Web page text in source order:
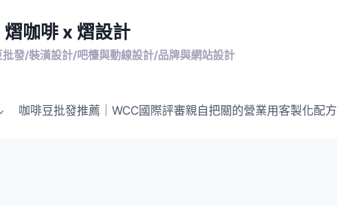
咖啡 x 熠設計
發/裝潢設計/吧檯與動線設計/品牌與網站設計
咖啡豆批發推薦｜WCC國際評審親自把關的營業用客製化配方